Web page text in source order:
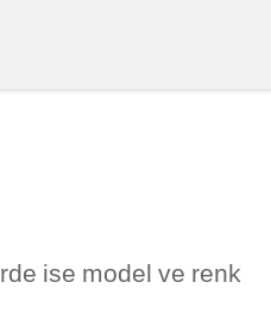
ise model ve renk